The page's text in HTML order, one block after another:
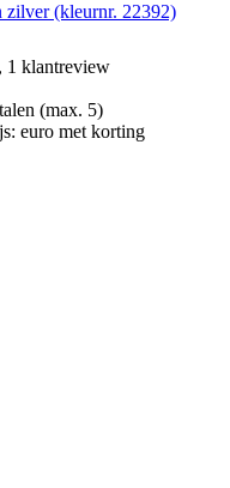
(kleurnr. 22392)
1 klantreview
(max. 5)
euro met korting